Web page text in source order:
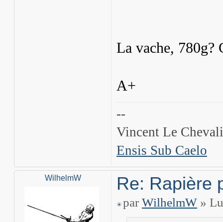
La vache, 780g?
A+
--
Vincent Le
Ensis Sub Caelo
WilhelmW Re: Rapière
par WilhelmW »